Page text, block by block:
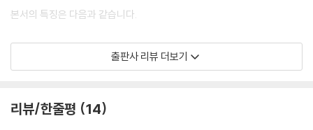
본서의 특징은 다음과 같습니다.
첫째, 청소년지도사 2급과 3급을 준비하는 수험생들을 한꺼번에 아우를
수 있도록 효과적으로 구성하였습니다.
셋째, 최신개정법령을 반영하여 도서 내용을 수정하였습니다. 본 도서에서
출판사 리뷰 더보기
리뷰/한줄평 14